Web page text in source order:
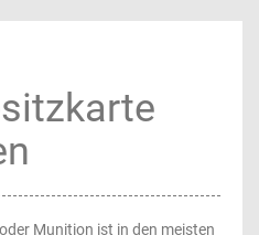
Munition ist in den meisten